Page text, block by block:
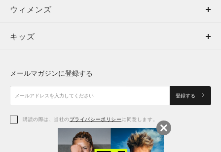
ウィメンズ
キッズ
アクセサリー
トップス
ボトムス
アクセサリー
ウィメンズ
トップス
シューズ
アクセサリー
キッズ
シューズ
メールマガジンに登録する
登録する
購読の際は、当社のプライバシーポリシーに同意します。